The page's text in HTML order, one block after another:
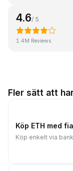
4.6/ 5
1.4M Reviews
Fler sätt att
Köp ETH med
Köp enkelt via